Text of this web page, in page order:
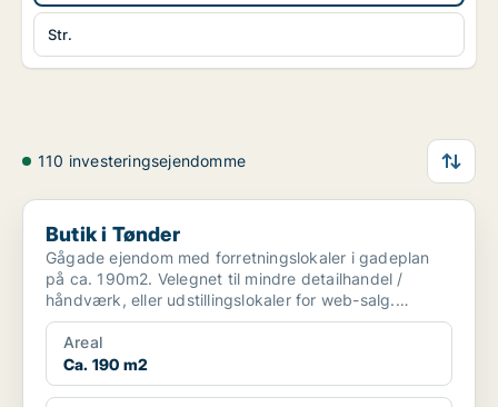
Str.
110 investeringsejendomme
Butik i Tønder
Butik i Tønder
Gågade ejendom med forretningslokaler i gadeplan
på ca. 190m2. Velegnet til mindre detailhandel /
håndværk, eller udstillingslokaler for web-salg.
Mulighed...
Areal
Ca. 190 m2